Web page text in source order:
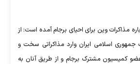
درباره مذاکرات وین برای احیای برجام آمده است: از
۱۴۰۰ دولت جمهوری اسلامی ایران وارد مذاکراتی سخت و
کمیسیون مشترک برجام و از طریق آنان به